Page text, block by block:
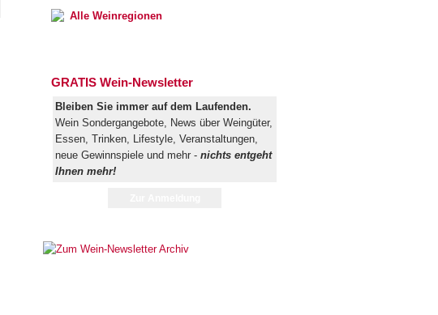
Alle Weinregionen
GRATIS Wein-Newsletter
Bleiben Sie immer auf dem Laufenden.
Wein Sondergangebote, News über Weingüter,
Essen, Trinken, Lifestyle, Veranstaltungen,
neue Gewinnspiele und mehr - nichts entgeht
Ihnen mehr!